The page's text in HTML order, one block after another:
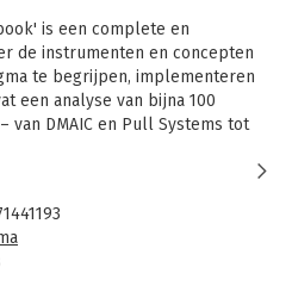
is een complete en
de instrumenten en concepten
te begrijpen, implementeren
een analyse van bijna 100
van DMAIC en Pull Systems tot